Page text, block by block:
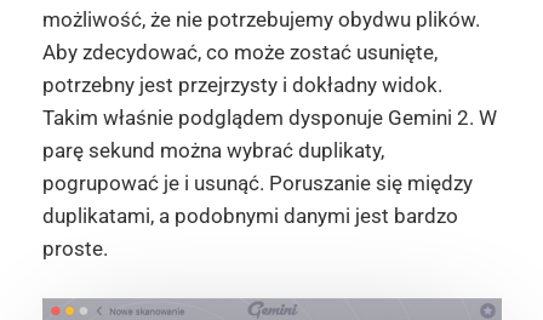
możliwość, że nie potrzebujemy obydwu plików.
Aby zdecydować, co może zostać usunięte,
potrzebny jest przejrzysty i dokładny widok.
Takim właśnie podglądem dysponuje Gemini 2. W
parę sekund można wybrać duplikaty,
pogrupować je i usunąć. Poruszanie się między
duplikatami, a podobnymi danymi jest bardzo
proste.